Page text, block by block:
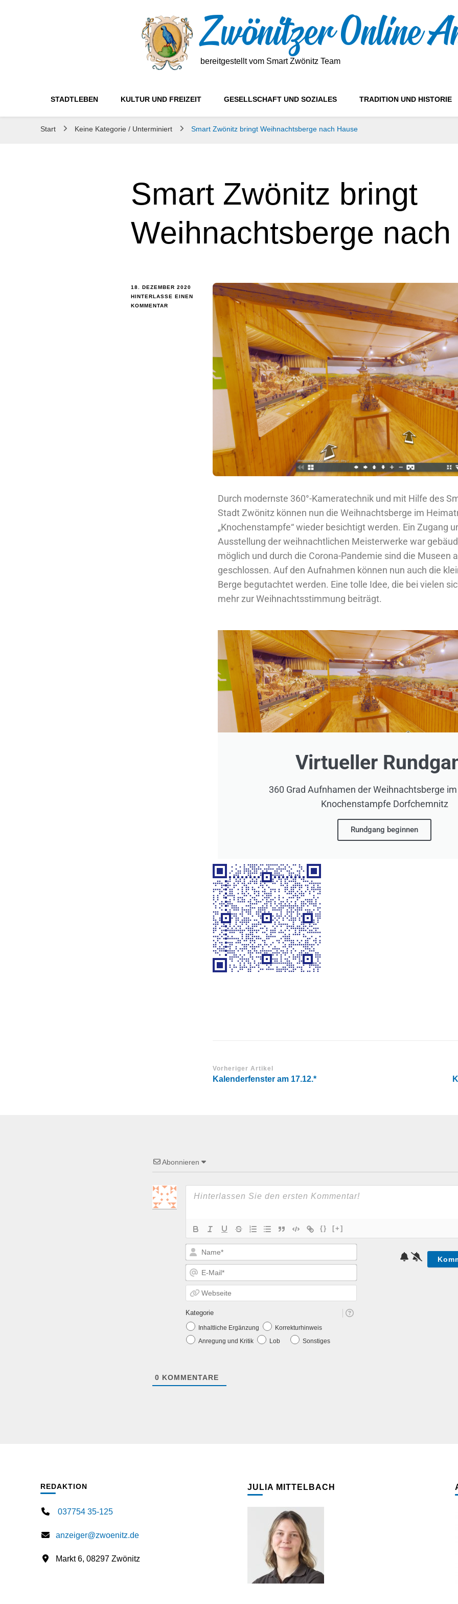
Zwönitzer Online
bereitgestellt vom Smart Zwönitz Team
STADTLEBEN KULTUR UND FREIZEIT GESELLSCHAFT UND SOZIALES TRADITION UND HISTORIE
Start Keine Kategorie / Unterminiert Smart Zwönitz bringt Weihnachtsberge nach Hause
Smart Zwönitz bringt
Weihnachtsberge
18. DEZEMBER 2020
HINTERLASSE EINEN
KOMMENTAR
Durch modernste 360°-Kameratechnik und mit Hilfe des
Stadt Zwönitz können nun die Weihnachtsberge im
„Knochenstampfe“ wieder besichtigt werden. Ein Zugang
Ausstellung der weihnachtlichen Meisterwerke war
möglich und durch die Corona-Pandemie sind die Museen
geschlossen. Auf den Aufnahmen können nun auch die
Berge begutachtet werden. Eine tolle Idee, die bei vielen
mehr zur Weihnachtsstimmung beiträgt.
Virtueller
360 Grad Aufnhamen der Weihnachtsberge
Knochenstampfe Dorfchemnitz
Rundgang beginnen
Vorheriger Artikel
Kalenderfenster am 17.12.*
Abonnieren
{} [+]
Name*
E-
Mail*
Webseite
Kategorie
Inhaltliche Ergänzung
Korrekturhinweis
Anregung und Kritik
Lob Sonstiges
0 KOMMENTARE
REDAKTION
037754 35-125
anzeiger@zwoenitz.de
Markt 6, 08297 Zwönitz
JULIA MITTELBACH